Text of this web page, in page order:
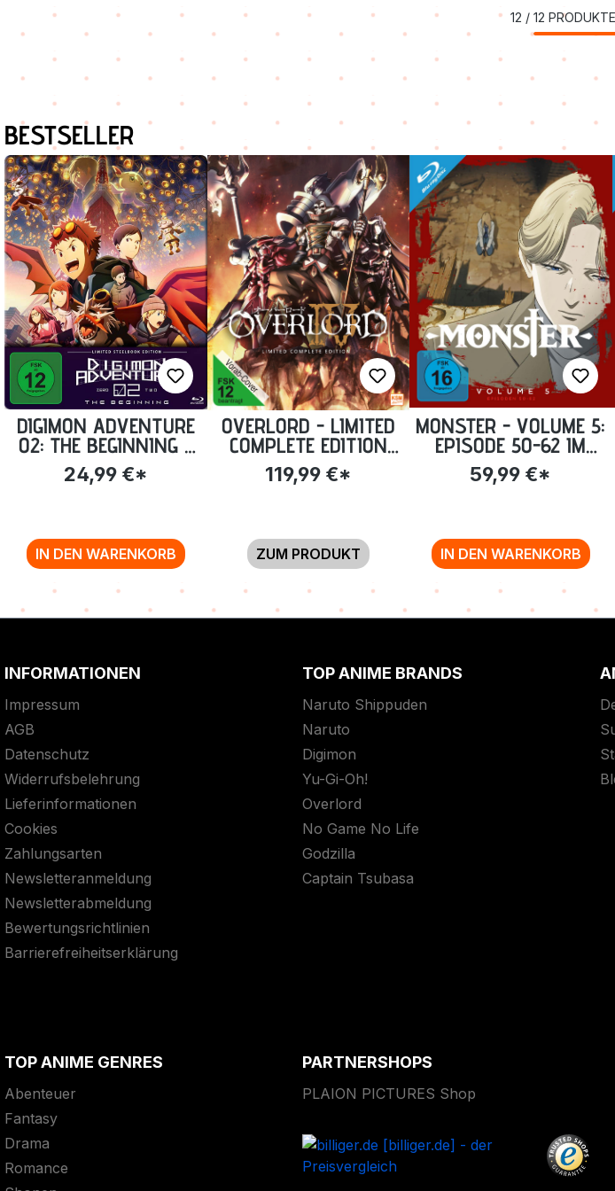
12 / 12
Produktgalerie überspringen
BESTSELLER
DIGIMON ADVENTURE
02: THE BEGINNING -
STEELBOOK EDITION
[BLU-RAY] (EXKL.
24,99 €*
IN DEN WARENKORB
OVERLORD - LIMITED
COMPLETE EDITION
STAFFEL 4 (13
EPISODEN) [BLU-RAY]
119,99 €*
ZUM PRODUKT
MONSTER - VOLUME 5:
EPISODE 50-62 IM
STEELBOOK [BLU-RAY]
59,99 €*
IN DEN WARENKORB
INFORMATIONEN
Impressum
AGB
Datenschutz
Widerrufsbelehrung
Lieferinformationen
Cookies
Zahlungsarten
Newsletteranmeldung
Newsletterabmeldung
Bewertungsrichtlinien
Barrierefreiheitserklärung
TOP ANIME BRANDS
Naruto Shippuden
Naruto
Digimon
Yu-Gi-Oh!
Overlord
No Game No Life
Godzilla
Captain Tsubasa
TOP ANIME GENRES
Abenteuer
Fantasy
Drama
Romance
PARTNERSHOPS
PLAION PICTURES Shop